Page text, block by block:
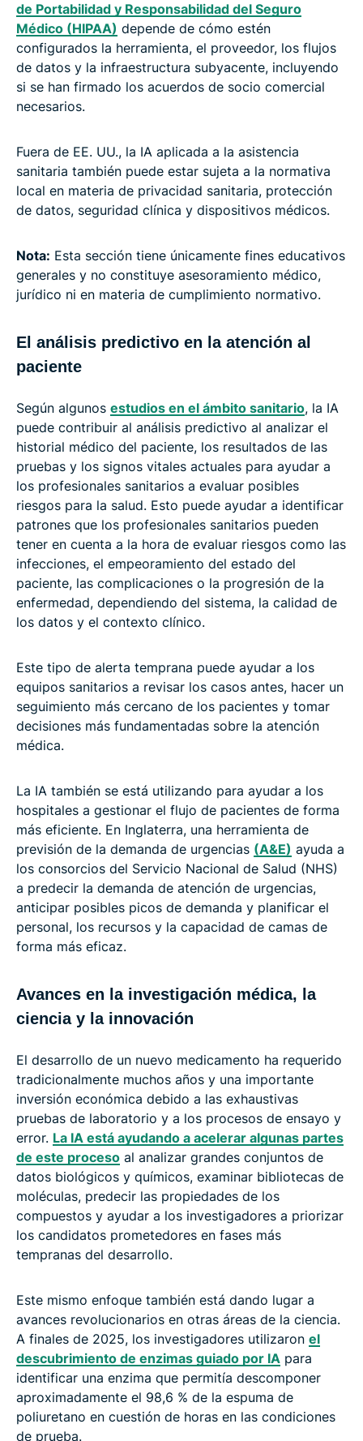
de Portabilidad y Responsabilidad del Seguro
Médico (HIPAA) depende de cómo estén
configurados la herramienta, el proveedor, los flujos
de datos y la infraestructura subyacente, incluyendo
si se han firmado los acuerdos de socio comercial
necesarios.
Fuera de EE. UU., la IA aplicada a la asistencia
sanitaria también puede estar sujeta a la normativa
local en materia de privacidad sanitaria, protección
de datos, seguridad clínica y dispositivos médicos.
Nota: Esta sección tiene únicamente fines educativos
generales y no constituye asesoramiento médico,
jurídico ni en materia de cumplimiento normativo.
El análisis predictivo en la atención al
paciente
Según algunos estudios en el ámbito sanitario, la IA
puede contribuir al análisis predictivo al analizar el
historial médico del paciente, los resultados de las
pruebas y los signos vitales actuales para ayudar a
los profesionales sanitarios a evaluar posibles
riesgos para la salud. Esto puede ayudar a identificar
patrones que los profesionales sanitarios pueden
tener en cuenta a la hora de evaluar riesgos como las
infecciones, el empeoramiento del estado del
paciente, las complicaciones o la progresión de la
enfermedad, dependiendo del sistema, la calidad de
los datos y el contexto clínico.
Este tipo de alerta temprana puede ayudar a los
equipos sanitarios a revisar los casos antes, hacer un
seguimiento más cercano de los pacientes y tomar
decisiones más fundamentadas sobre la atención
médica.
La IA también se está utilizando para ayudar a los
hospitales a gestionar el flujo de pacientes de forma
más eficiente. En Inglaterra, una herramienta de
previsión de la demanda de urgencias (A&E) ayuda a
los consorcios del Servicio Nacional de Salud (NHS)
a predecir la demanda de atención de urgencias,
anticipar posibles picos de demanda y planificar el
personal, los recursos y la capacidad de camas de
forma más eficaz.
Avances en la investigación médica, la
ciencia y la innovación
El desarrollo de un nuevo medicamento ha requerido
tradicionalmente muchos años y una importante
inversión económica debido a las exhaustivas
pruebas de laboratorio y a los procesos de ensayo y
error. La IA está ayudando a acelerar algunas partes
de este proceso al analizar grandes conjuntos de
datos biológicos y químicos, examinar bibliotecas de
moléculas, predecir las propiedades de los
compuestos y ayudar a los investigadores a priorizar
los candidatos prometedores en fases más
tempranas del desarrollo.
Este mismo enfoque también está dando lugar a
avances revolucionarios en otras áreas de la ciencia.
A finales de 2025, los investigadores utilizaron el
descubrimiento de enzimas guiado por IA para
identificar una enzima que permitía descomponer
aproximadamente el 98,6 % de la espuma de
poliuretano en cuestión de horas en las condiciones
de prueba.